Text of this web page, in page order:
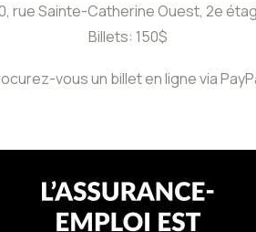
rue Sainte-Catherine Ouest, 2e
Billets: 150$
vous un billet en ligne via